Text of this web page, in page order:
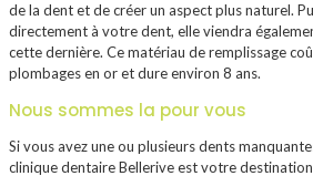
de la dent et de créer un aspect plus naturel.
directement à votre dent, elle viendra
cette dernière. Ce matériau de remplissage
plombages en or et dure environ 8 ans.
Nous sommes la pour vous
Si vous avez une ou plusieurs dents
clinique dentaire Bellerive est votre